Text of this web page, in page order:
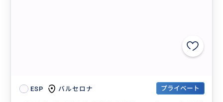
ESP バルセロナ プライベート